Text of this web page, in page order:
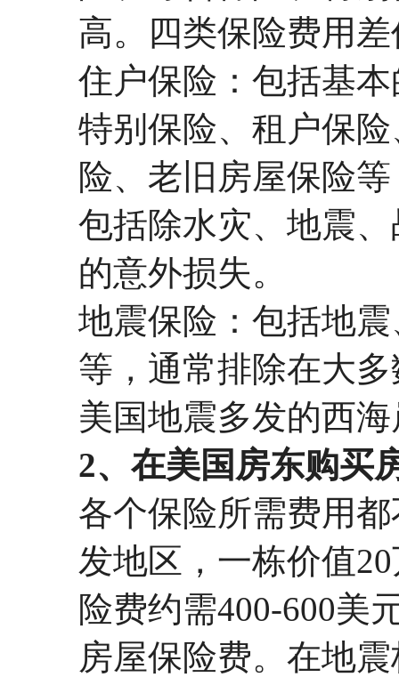
高。四类保险费用
住户保险：包括基
特别保险、租户保
险、老旧房屋保险
包括除水灾、地震
的意外损失。
地震保险：包括地
等，通常排除在大
美国地震多发的西
2、在美国房东购买
各个保险所需费用
发地区，一栋价值
险费约需400-600美
房屋保险费。在地